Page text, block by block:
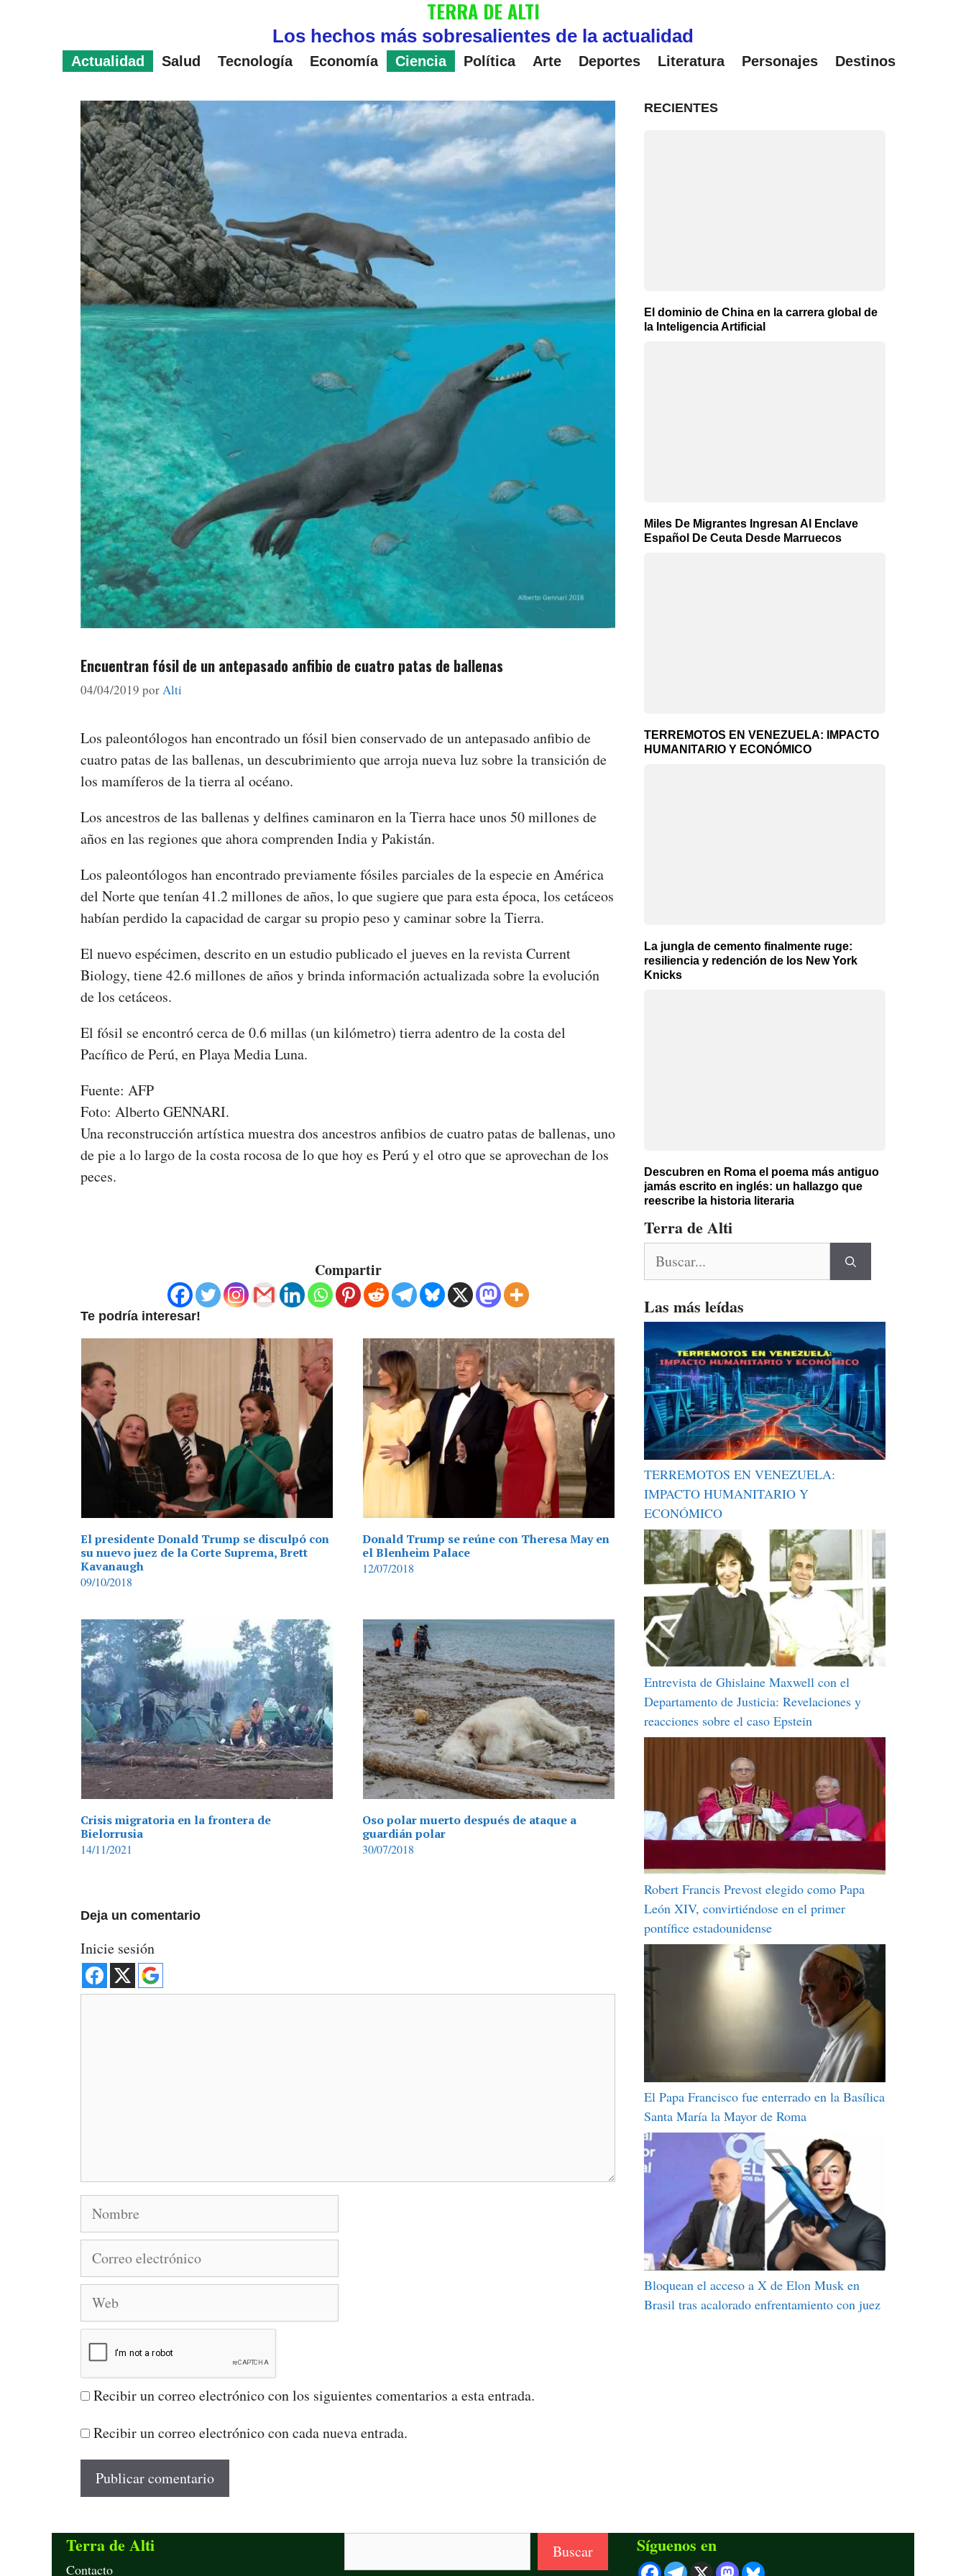
TERRA DE ALTI
Los hechos más sobresalientes de la actualidad
Actualidad Salud Tecnología Economía Ciencia Política Arte Deportes Literatura Personajes Destinos
Encuentran fósil de un antepasado anfibio de cuatro patas de ballenas
04/04/2019 porAlti
Los paleontólogos han encontrado un fósil bien conservado de un antepasado anfibio de
cuatro patas de las ballenas, un descubrimiento que arroja nueva luz sobre la transición de
los mamíferos de la tierra al océano.
Los ancestros de las ballenas y delfines caminaron en la Tierra hace unos 50 millones de
años en las regiones que ahora comprenden India y Pakistán.
Los paleontólogos han encontrado previamente fósiles parciales de la especie en América
del Norte que tenían 41.2 millones de años, lo que sugiere que para esta época, los cetáceos
habían perdido la capacidad de cargar su propio peso y caminar sobre la Tierra.
El nuevo espécimen, descrito en un estudio publicado el jueves en la revista Current
Biology, tiene 42.6 millones de años y brinda información actualizada sobre la evolución
de los cetáceos.
El fósil se encontró cerca de 0.6 millas (un kilómetro) tierra adentro de la costa del
Pacífico de Perú, en Playa Media Luna.
Fuente: AFP
Foto: Alberto GENNARI.
Una reconstrucción artística muestra dos ancestros anfibios de cuatro patas de ballenas, uno
de pie a lo largo de la costa rocosa de lo que hoy es Perú y el otro que se aprovechan de los
peces.
Compartir
Te podría interesar!
El presidente Donald Trump se disculpó con
su nuevo juez de la Corte Suprema, Brett
Kavanaugh
09/10/2018
Donald Trump se reúne con Theresa May en
el Blenheim Palace
12/07/2018
Crisis migratoria en la frontera de
Bielorrusia
14/11/2021
Oso polar muerto después de ataque a
guardián polar
30/07/2018
Deja un comentario
Inicie sesión
Nombre
Correo
Web
Recibir un correo electrónico con los siguientes comentarios a esta entrada.
Recibir un correo electrónico con cada nueva entrada.
RECIENTES
El dominio de China en la carrera global de
la Inteligencia Artificial
Miles De Migrantes Ingresan Al Enclave
Español De Ceuta Desde Marruecos
TERREMOTOS EN VENEZUELA: IMPACTO
HUMANITARIO Y ECONÓMICO
La jungla de cemento finalmente ruge:
resiliencia y redención de los New York
Knicks
Descubren en Roma el poema más antiguo
jamás escrito en inglés: un hallazgo que
reescribe la historia literaria
Terra de Alti
Las más leídas
TERREMOTOS EN VENEZUELA:
IMPACTO HUMANITARIO Y
ECONÓMICO
Entrevista de Ghislaine Maxwell con el
Departamento de Justicia: Revelaciones y
reacciones sobre el caso Epstein
Robert Francis Prevost elegido como Papa
León XIV, convirtiéndose en el primer
pontífice estadounidense
El Papa Francisco fue enterrado en la Basílica
Santa María la Mayor de Roma
Bloquean el acceso a X de Elon Musk en
Brasil tras acalorado enfrentamiento con juez
Terra de Alti
Contacto
Buscar Síguenos en